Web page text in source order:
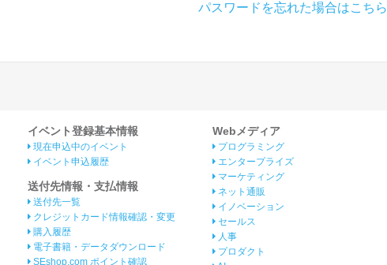
パスワードを忘れた場合はこちら
イベント登録基本情報
現在申込中のイベント
イベント申込履歴
送付先情報・支払情報
送付先一覧
クレジットカード情報確認・変更
購入履歴
電子書籍・データダウンロード
SEshop.com ポイント確認
Webメディア
プログラミング
エンタープライズ
マーケティング
ネット通販
イノベーション
セールス
人事
プロダクト